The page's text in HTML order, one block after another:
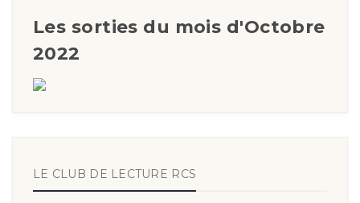
Les sorties du mois d'Octobre
2022
LE CLUB DE LECTURE RCS